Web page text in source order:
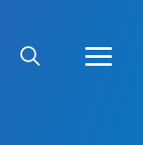
BUSCAR MÁS